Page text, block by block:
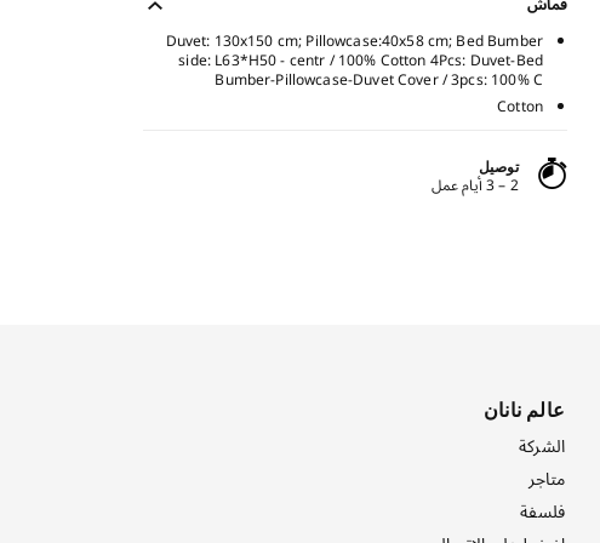
Duvet: 130x150 cm; Pillowcase:40x58 cm; Bed Bumber
side: L63*H50 - centr / 100% Cotton 4Pcs: Duvet-Bed
Bumber-Pillowcase-Duvet Cover / 3pcs: 100% C
Cotton
توصيل
2 – 3 أيام عمل
عالم نانان
الشركة
متاجر
فلسفة